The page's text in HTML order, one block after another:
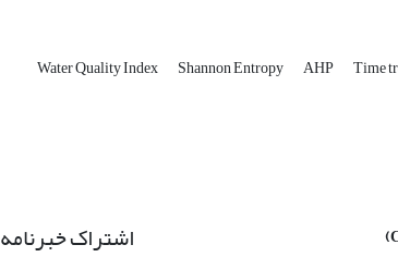
Water Quality Index Shannon Entropy AHP Time
اشتراک خبرنامه